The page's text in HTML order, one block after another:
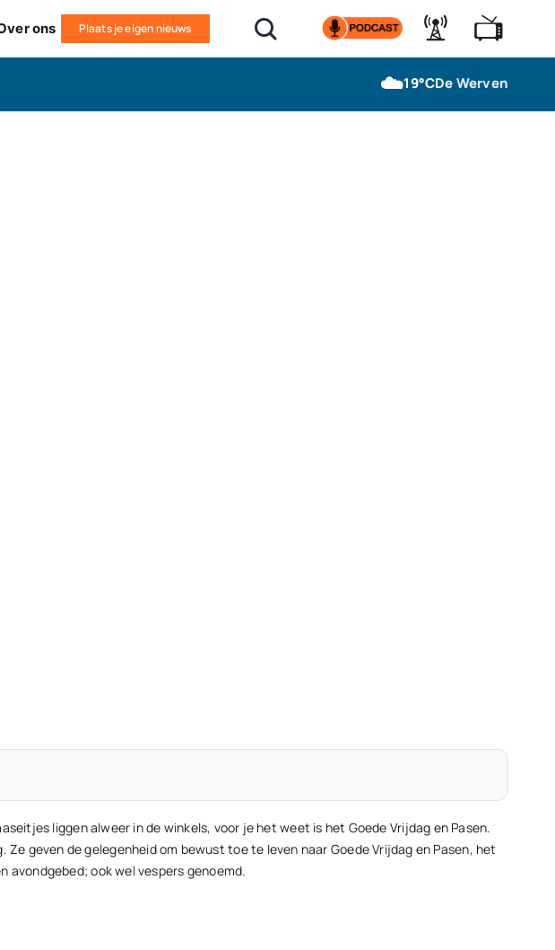
ons Plaats je eigen nieuws
☁️19°CDe Werven
liggen alweer in de winkels, voor je het weet is het Goede Vrijdag en Pasen.
geven de gelegenheid om bewust toe te leven naar Goede Vrijdag en Pasen, het
avondgebed; ook wel vespers genoemd.